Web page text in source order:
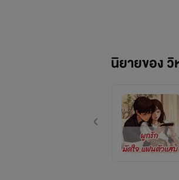
ไรท์เอง
เอง 10
เสมอมา
นิยายของ